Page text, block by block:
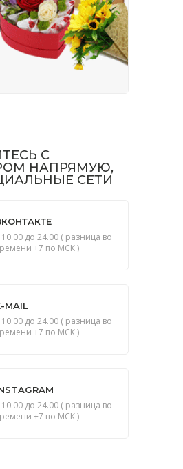
С
НАПРЯМУЮ,
СЕТИ
10.00 до 24.00 ( разница во
+7 по МСК )
MAIL
10.00 до 24.00 ( разница во
+7 по МСК )
10.00 до 24.00 ( разница во
+7 по МСК )